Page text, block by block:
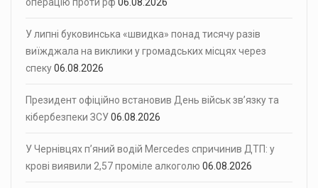
У липні буковинська «швидка» понад тисячу разів
виїжджала на виклики у громадських місцях через
спеку06.08.2026
Президент офіційно встановив День військ зв’язку та
кібербезпеки ЗСУ06.08.2026
У Чернівцях п’яний водій Mercedes спричинив ДТП: у
крові виявили 2,57 проміле алкоголю 06.08.2026